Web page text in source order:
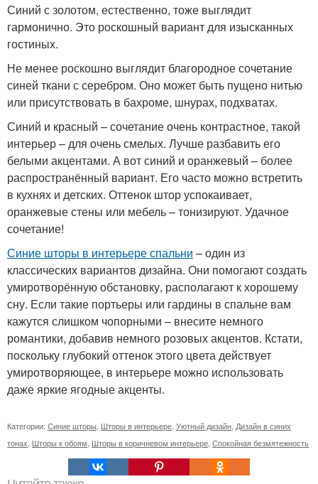
Синий с золотом, естественно, тоже выглядит
гармонично. Это роскошный вариант для изысканных
гостиных.
Не менее роскошно выглядит благородное сочетание
синей ткани с серебром. Оно может быть пущено нитью
или присутствовать в бахроме, шнурах, подхватах.
Синий и красный – сочетание очень контрастное, такой
интерьер – для очень смелых. Лучше разбавить его
белыми акцентами. А вот синий и оранжевый – более
распространённый вариант. Его часто можно встретить
в кухнях и детских. Оттенок штор успокаивает,
оранжевые стены или мебель – тонизируют. Удачное
сочетание!
Синие шторы в интерьере спальни – один из
классических вариантов дизайна. Они помогают создать
умиротворённую обстановку, располагают к хорошему
сну. Если такие портьеры или гардины в спальне вам
кажутся слишком чопорными – внесите немного
романтики, добавив немного розовых акцентов. Кстати,
поскольку глубокий оттенок этого цвета действует
умиротворяющее, в интерьере можно использовать
даже яркие ягодные акценты.
Категории: Синие шторы Шторы в интерьере Уютный дизайн Дизайн в синих
тонах Шторы к обоям Шторы в коричневом интерьере Спокойная безмятежность